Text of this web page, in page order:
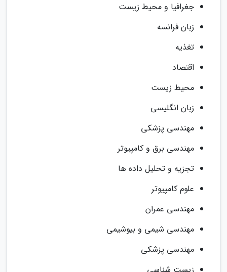
جغرافیا و محیط زیست
زبان فرانسه
تغذیه
اقتصاد
محیط زیست
زبان انگلیسی
مهندسی پزشکی
مهندسی برق و کامپیوتر
تجزیه و تحلیل داده ها
علوم کامپیوتر
مهندسی عمران
مهندسی شیمی و بیوشیمی
مهندسی پزشکی